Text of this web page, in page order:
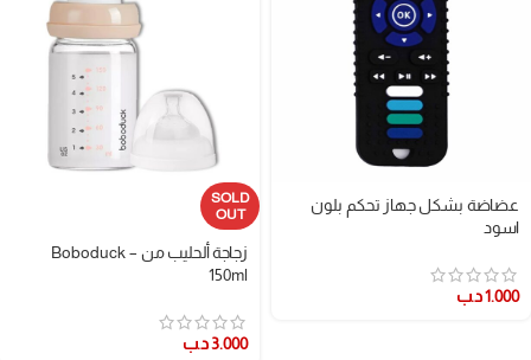
عضاضة بشكل جهاز تحكم بلون
اسود
1.000د.ب
SOLD
OUT
زجاجة ألحليب من Boboduck –
150ml
3.000د.ب